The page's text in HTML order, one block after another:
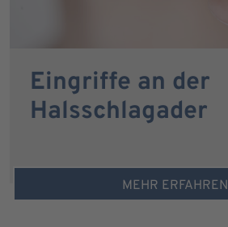
Eingriffe an der
Halsschlagader
MEHR ERFAHREN